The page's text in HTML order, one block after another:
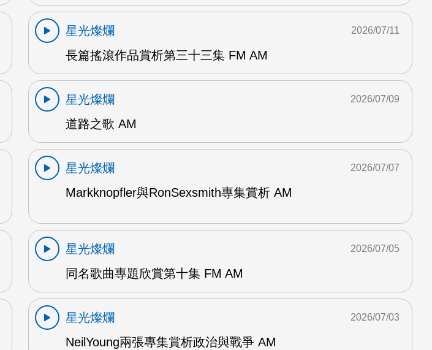
星光燦爛
長篇搖滾作品賞析第三十三集 FM AM
2026/07/11
星光燦爛
道路之歌 AM
2026/07/09
星光燦爛
Markknopfler與RonSexsmith專集賞析 AM
2026/07/07
星光燦爛
同名歌曲專題欣賞第十集 FM AM
2026/07/05
星光燦爛
NeilYoung兩張專集賞析政治與戰爭 AM
2026/07/03